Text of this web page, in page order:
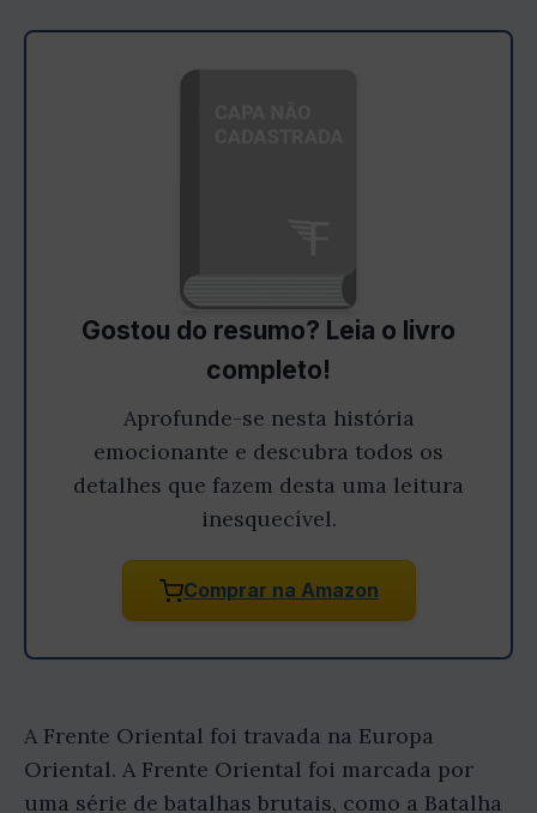
Gostou do resumo? Leia o livro
completo!
Aprofunde-se nesta história
emocionante e descubra todos os
detalhes que fazem desta uma leitura
inesquecível.
Comprar na Amazon
A Frente Oriental foi travada na Europa
Oriental. A Frente Oriental foi marcada por
uma série de batalhas brutais, como a Batalha